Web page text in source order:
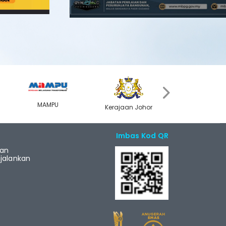
MAMPU Kerajaan Johor
Imbas Kod QR